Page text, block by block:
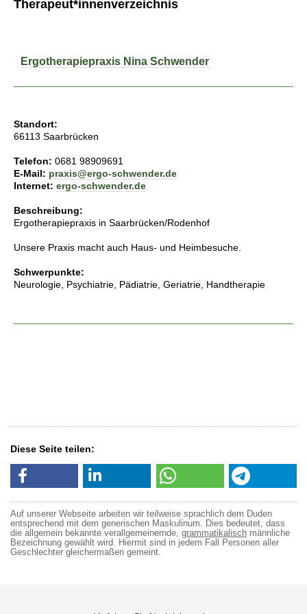
Therapeut*innenverzeichnis
Ergotherapiepraxis Nina Schwender
Standort:
66113 Saarbrücken
Telefon: 0681 98909691
E-Mail: praxis@ergo-schwender.de
Internet: ergo-schwender.de
Beschreibung:
Ergotherapiepraxis in Saarbrücken/Rodenhof
Unsere Praxis macht auch Haus- und Heimbesuche.
Schwerpunkte:
Neurologie, Psychiatrie, Pädiatrie, Geriatrie, Handtherapie
Diese Seite teilen:
Auf unserer Webseite arbeiten wir teilweise sprachlich dem Duden
entsprechend mit dem generischen Maskulinum. Dies bedeutet, dass
die allgemein bekannte verallgemeinernde, grammatikalisch männliche
Bezeichnung gewählt wird. Hiermit sind in jedem Fall Personen aller
Geschlechter gleichermaßen gemeint.